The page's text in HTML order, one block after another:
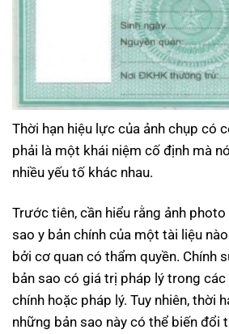
Thời hạn hiệu lực của ảnh chụp có
phải là một khái niệm cố định mà
nhiều yếu tố khác nhau.
Trước tiên, cần hiểu rằng ảnh
sao y bản chính của một tài liệu
bởi cơ quan có thẩm quyền. Chính
bản sao có giá trị pháp lý trong
chính hoặc pháp lý. Tuy nhiên, thời
những bản sao này có thể biến đổi